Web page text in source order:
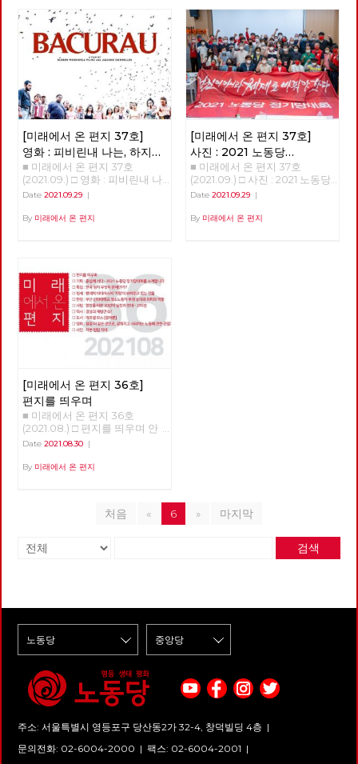
한국 국민총생산의 세 배 정도
되는 돈. 한국도 재난지원금 등
을 분배하지만, 한국의 재난지원
금은 산업화된 나라 치고는 별로
크지 않다. 한국 재정 관료들이
유럽이나 미국에 비해 더 철저하
게 신자유주의적인 에토스를 내
면화한 것이 아닌가 싶다. 유럽
에서 가장 타격이 큰, 이탈리아
총생산의 49%에 달한다. 한국
의 추경예산이 사상 최대라고 하
지만 이 정도에 못 미친다. 한국
은 오히려 더 신자유주의 도그마
에 더 얽매이는 것이다. 유럽이
나 미국은 차라리 국가 채무를
키워가는데 대한민국에서는 코
재정 관료들이 그런 구조를 좋아
하는 듯 하다. 우리 시대 세계 체
제 경향을 보면, 그것은 국가화
라고 분명히 말씀드릴 수 있다.
앞으로 20-30년 동안 세계 자본
주의는 분명 국가 위주의 자본주
의일 것이고, 그것은 미국 블록
없을 것이다. 블록 이야기로 넘
어가겠다. 1989년부터 1991년까
지 동구권 국가들이 몰락하고 미
국의 일극체제가 시작되었다. 사
실 세계 자본주의 역사에서, 완
전한 일극 체제는 예외적 상황에
1991년부터 가능해졌다. 20년
여전히 미국이 제패하고 있지만
실물경제, 특히 제조업에서 중국
산을 하고 있다. 세계 경제의 본
일극 세계 체제에서 양극 체제로
의 전환이 조금씩 이루어져 나가
는 것이다. 자본주의 경제는 실
의 위치가 대단히 추락했다. 과
거의 패권을 되찾겠다는 식산흥
업적 발상이 미국에서 나오는데
융업은 지금 달러를 기축으로 해
럽 전통 열강과 일본 중심의 경
회피의 어떠한 노력도 없었습니
다. 300여명의 노동자들에게 희
망 퇴직 신청과 무기한 무급 휴
직 시행을 강요했습니다. 그리고
희망 퇴직과 무급 휴직에 동의하
지 않은 민주노조 조합원을 정리
해고 했습니다. 2020년 지노위,
중노위에서 부당 해고 판정이 났
습니다. 지난 8월 20일 서울 행
정법원 심판에서 부당 해고 판정
이 내려졌습니다. 그럼에도 사측
은 법률회사 김앤장과 1억 원 이
상 변호비를 지출하며 대법원 소
송까지 계약을 맺었다고 합니다.
현시점에서 복직 판결 이행 비용
로 3억 원 가량 부담했다고 합니
을 전제로 함>이었습니다. 정말
악랄한 부당 노동 행위이고 노조
말살 행위입니다. 이제는 정부
와 국회가 나서야 합니다. 문재
인 정부는 코로나 초기 한 개의
일자리라도 지키겠다고 했습니
다. 그 약속 지키십시오. 아시아
돌아갈 수 있도록 해야 합니다.
법조차 지키지 않는 금호아시아
나재단에게 엄중하게 죄를 물어
야 할 것입니다. 노동당 서울시
당은 코로나를 핑계로 자행되는
대량 해고를 좌시하지 않을 것입
니다. 아나아나 케이오지부 해고
노동자 동지들이 현장으로 복귀
께 하겠습니다. 덧) 서울시당은
2021년 1월부터 공대위에 참여
하며 아시아노 케이오 복직 투쟁
지난 9월 11일 기노진 감사 동지
이 노벨문학상 수상자의 책들이
쏟아져 나왔고, 자연스럽게 <런
던스케치>라는 책을 만났습니
다. 18편의 단편 중에 마음에 남
은 작품은 '참새들'이라는 이야
기였습니다. '참새들'은 어느 카
페의 아침 풍경을 묘사한 이야기
인데, 아기 참새의 성장과 자식
의 독립을 지지하려고 노력하는
부부의 이야기를 같이 엮어내었
습니다. 성장의 이야기는 늘 감
동적입니다. 그리고, 시간이 한
참 흐른 후에 동네 여성주의 모
임에서 진행하는 독서 모임에 참
여하게 되었습니다. 매달 한 권
의 여성주의 책을 선정해서 같이
읽고 토론하는 모임이었는데 돌
아가면서 책을 추천했습니다. 나
기입니다. 그 방이 어떻게 만들
어졌는지, 그 방을 어떻게 이용
고 어떤 부분은 이해가 잘 되지
않기도 하지만, 어느 나라건 (배
하다는 것이 내가 이 글을 읽고
내린 결론입니다. 작가는 오히려
자신도 이 이야기를 이해하지 못
한다고 했습니다. 그런데도 이
는 장소에서 흘러나온 것」이기
때문이라고 합니다. 이 책에는
세대 간의 이야기, 또 남자들의
영국 이야기라 남의 이야기처럼
[미래에서 온 편지 37호]
영화 : 피비린내 나는, 하지만
통쾌하지는 않은 남미 서부극
■ 미래에서 온 편지 37호
(2021.09.) □ 영화 : 피비린내 나
는, 하지만 통쾌하지는 않은 남
만 통쾌하지는 않은 남미 서부극
려 있는 사고난 화물차 옆을 지
나치게 된다. 급수차가 향한 곳
은 댐으로 막혀진 작은 강으로,
그들은 이 댐으로 인해 물 공급
이 끊겨버린 작은 마을 바쿠라우
에 쓸 물을 채우기 위해서 온 것
이다. 물을 채울 곳을 찾아보던
총을 쏘고, 이들을 황급히 몸을
피한다. 이들이 출발한 마을인
바쿠라우는 금방이라도 사라질
듯한 작은 마을이다. 마을로 들
어오는 진입로는 무장한 무리들
에 의해 봉쇄되어 있으며, 댐을
지어 물 공급을 막아버린 시장은
선거 때에만 찾아와 유통기한이
놓고 사라진다. 인터넷 지도에서
마을이 통째로 사라지는 일이 벌
을 주변을 맴돌며 오가는 사람들
려는 두 청년의 앞에 화려한 색
상의 옷을 입은 바이커 두 명이
나타나고, 이들이 목격자를 처리
무리들에게 전송된다. 급작스러
운 습격을 마주하게 된 주민들은
물 공급을 끊어버린 댐을 파괴하
죄자 룽가와 함께 이 침입자와
맞서게 된다. 지난 9월 2일 개봉
한 영화 <바쿠라우>는 <기생충>
Date 2021.09.29 |
By 미래에서 온 편지
[미래에서 온 편지 37호]
사진 : 2021 노동당
정기당대회 현장
■ 미래에서 온 편지 37호
(2021.09.) □ 사진 : 2021 노동당
정기당대회 현장 2021 노동당
편집위원 9월 11일 정기당대회.
Date 2021.09.29|
By 미래에서 온 편지
[미래에서 온 편지 36호]
편지를 띄우며
■ 미래에서 온 편지 36호
(2021.08.) □ 편지를 띄우며 안
부를 묻는 것이 조심스러울 만큼
코로나 바이러스의 변종이 확산
하기 전부터 이미 파괴되고 있던
우리들 일상 곳곳이 무너져 내리
서 우리들 일상을 유지해오던 노
동의 가치는 더욱 분명해졌지만,
고 아니 바이러스 때문에라도,
니다. 이 투쟁의 중심에 노동당
당원이 있습니다. 또한 있어야
합니다. 노동자와 노동당의 미래
는 결국 바로 지금 여기 현장의
투쟁 속에 있고, 투쟁을 통해 만
들어야 합니다. 해서, 미래에서
온 편지는 이번 호부터 ‘현장’이
라는 이름으로 전국의 주요 투쟁
소식을 전합니다. 첫 ‘현장’은 부
Date 2021.08.30 |
By 미래에서 온 편지
처음 « 6 » 마지막
검색
주소: 서울특별시 영등포구 당산동2가 32-4, 창덕빌딩 4층 |
문의전화: 02-6004-2000 | 팩스: 02-6004-2001 |